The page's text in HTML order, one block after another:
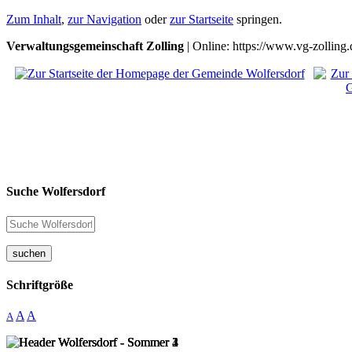
Zum Inhalt, zur Navigation oderzur Startseite springen.
Verwaltungsgemeinschaft Zolling | Online: https://www.vg-
Suche Wolfersdorf
suchen
Schriftgröße
A A A